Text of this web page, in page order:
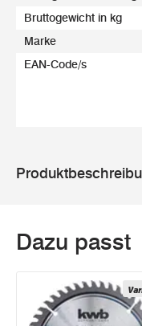
Bruttogewicht in kg
Marke
EAN-Code/s
Dazu passt